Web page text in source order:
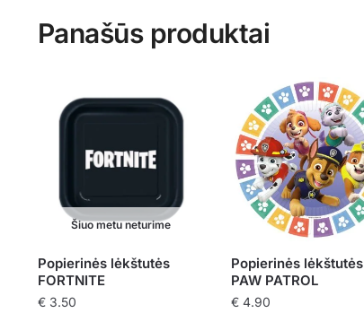
Panašūs produktai
Šiuo metu neturime
Popierinės lėkštutės
FORTNITE
€3.50
Popierinės lėkštutės
PAW PATROL
€4.90